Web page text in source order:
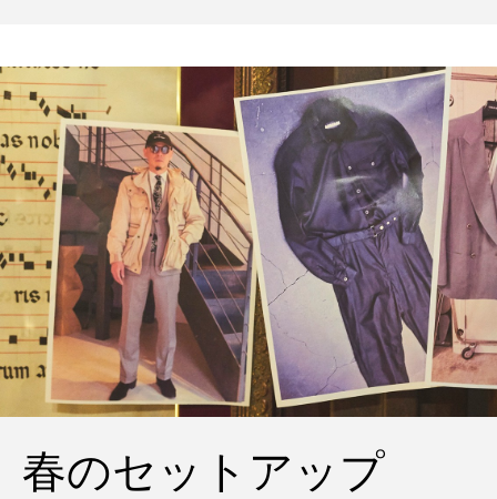
春のセットアップ